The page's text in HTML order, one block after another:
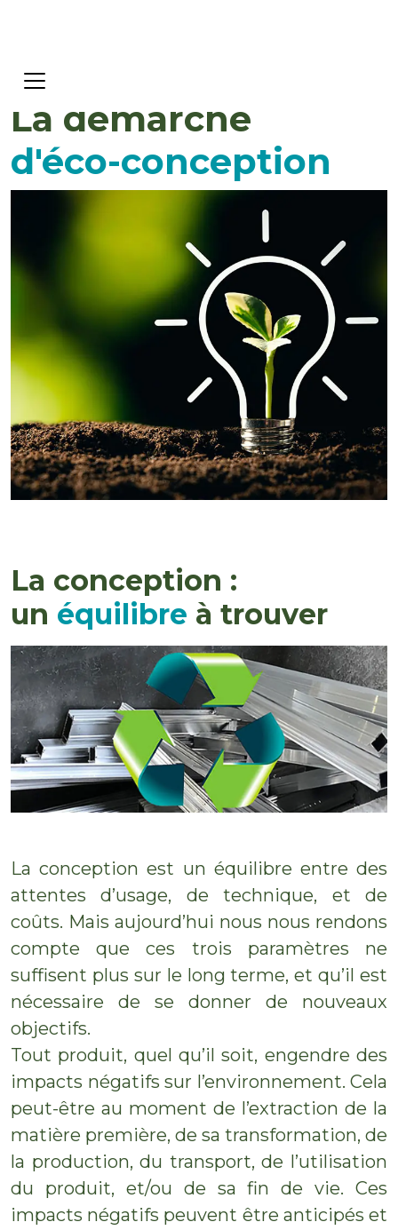
La démarche
d'éco-conception
La conception :
un équilibre à trouver
La conception est un équilibre entre des
attentes d’usage, de technique, et de
coûts. Mais aujourd’hui nous nous rendons
compte que ces trois paramètres ne
suffisent plus sur le long terme, et qu’il est
nécessaire de se donner de nouveaux
objectifs.
Tout produit, quel qu’il soit, engendre des
impacts négatifs sur l’environnement. Cela
peut-être au moment de l’extraction de la
matière première, de sa transformation, de
la production, du transport, de l’utilisation
du produit, et/ou de sa fin de vie. Ces
impacts négatifs peuvent être anticipés et